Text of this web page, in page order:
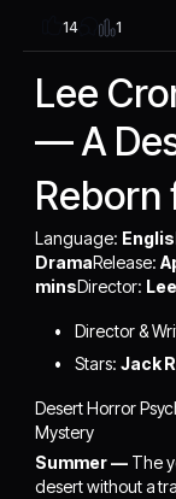
14 1
Lee
— A
Reborn
Language:
DramaRelease:
minsDirector:
Director &
Stars: Jack
Desert Horror
Mystery
Summer —The
desert without a